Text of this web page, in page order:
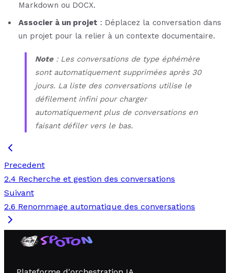
Markdown ou DOCX.
Associer à un projet : Déplacez la conversation dans
un projet pour la relier à un contexte documentaire.
Note: Les conversations de type éphémère
sont automatiquement supprimées après 30
jours. La liste des conversations utilise le
défilement infini pour charger
automatiquement plus de conversations en
faisant défiler vers le bas.
Precedent
2.4 Recherche et gestion des conversations
Suivant
2.6 Renommage automatique des conversations